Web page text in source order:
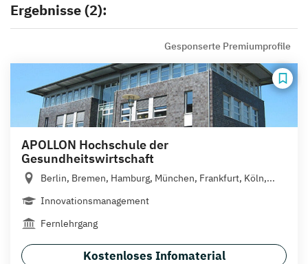
Ergebnisse (2):
Gesponserte Premiumprofile
APOLLON Hochschule der
Gesundheitswirtschaft
Berlin, Bremen, Hamburg, München, Frankfurt, Köln,...
Innovationsmanagement
Fernlehrgang
Kostenloses Infomaterial